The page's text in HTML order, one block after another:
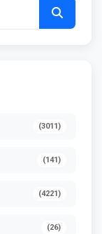
(3011)
(141)
(4221)
(26)